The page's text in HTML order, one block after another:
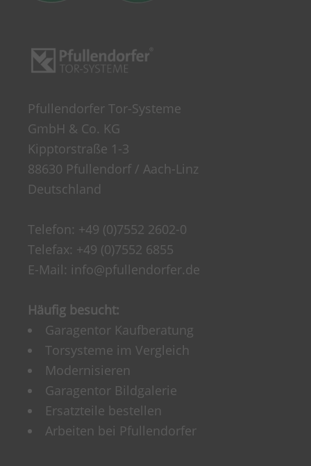
Pfullendorfer Tor-Systeme
GmbH & Co. KG
Kipptorstraße 1-3
88630 Pfullendorf / Aach-Linz
Deutschland
Telefon: +49 (0)7552 2602-0
Telefax: +49 (0)7552 6855
E-Mail: info@pfullendorfer.de
Häufig besucht:
Garagentor Kaufberatung
Torsysteme im Vergleich
Modernisieren
Garagentor Bildgalerie
Ersatzteile bestellen
Arbeiten bei Pfullendorfer